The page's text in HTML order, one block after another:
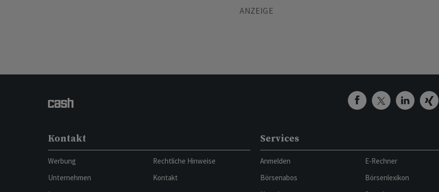
Kontakt
Werbung
Unternehmen
Rechtliche Hinweise
Kontakt
Services
Anmelden
Börsenabos
E-Rechner
Börsenlexikon